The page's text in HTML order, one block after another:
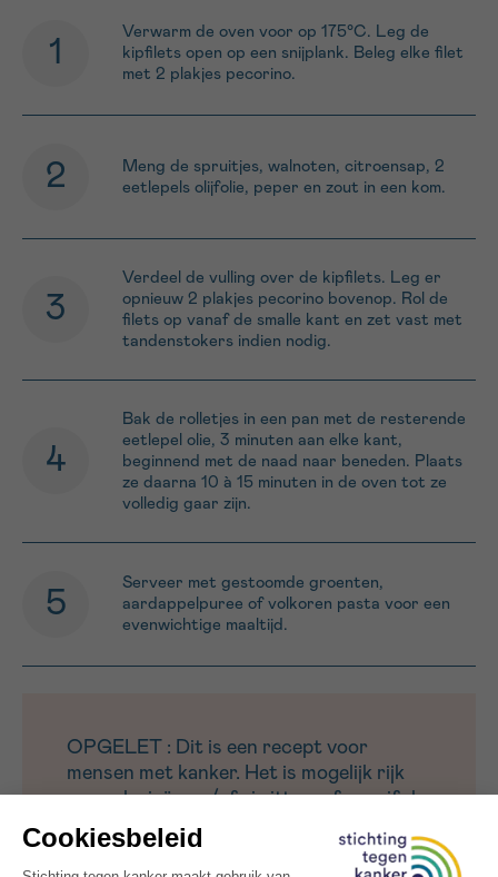
Verwarm de oven voor op 175°C. Leg de
kipfilets open op een snijplank. Beleg elke filet
met 2 plakjes pecorino.
Meng de spruitjes, walnoten, citroensap, 2
eetlepels olijfolie, peper en zout in een kom.
Verdeel de vulling over de kipfilets. Leg er
opnieuw 2 plakjes pecorino bovenop. Rol de
filets op vanaf de smalle kant en zet vast met
tandenstokers indien nodig.
Bak de rolletjes in een pan met de resterende
eetlepel olie, 3 minuten aan elke kant,
beginnend met de naad naar beneden. Plaats
ze daarna 10 à 15 minuten in de oven tot ze
volledig gaar zijn.
Serveer met gestoomde groenten,
aardappelpuree of volkoren pasta voor een
evenwichtige maaltijd.
OPGELET : Dit is een recept voor
mensen met kanker. Het is mogelijk rijk
aan calorieën en/of eiwitten, of specifiek
uitgewerkt voor bepaalde klachten
(minder eetlust, misselijkheid,